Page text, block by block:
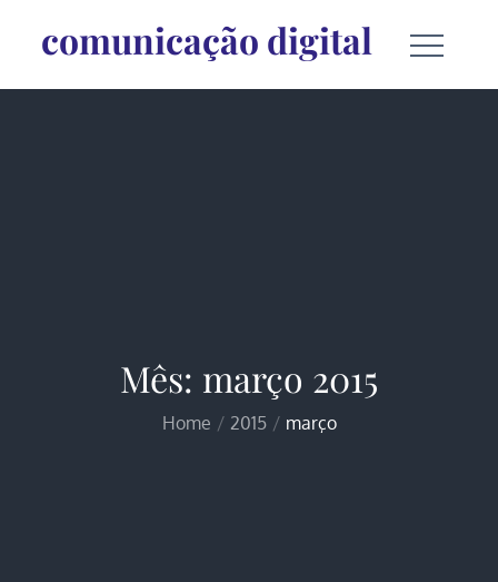
comunicação digital
Mês: março 2015
Home 2015 março